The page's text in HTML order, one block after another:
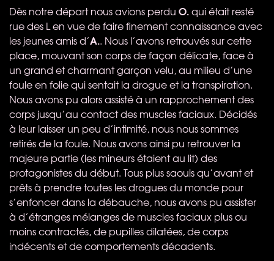
Dès notre départ nous avions perdu O.qui était resté
rue des L en vue de faire finement connaissance avec
les jeunes amis d’A.. Nous l’avons retrouvés sur cette
place, mouvant son corps de façon délicate, face à
un grand et charmant garçon velu, au milieu d’une
foule en folie qui sentait la drogue et la transpiration.
Nous avons pu alors assisté à un rapprochement des
corps jusqu’au contact des muscles faciaux. Décidés
à leur laisser un peu d’intimité, nous nous sommes
retirés de la foule. Nous avons ainsi pu retrouver la
majeure partie (les mineurs étaient au lit) des
protagonistes du début. Tous plus saouls qu’avant et
prêts à prendre toutes les drogues du monde pour
s’enfoncer dans la débauche, nous avons pu assister
à d’étranges mélanges de muscles faciaux plus ou
moins contractés, de pupilles dilatées, de corps
indécents et de comportements décadents.